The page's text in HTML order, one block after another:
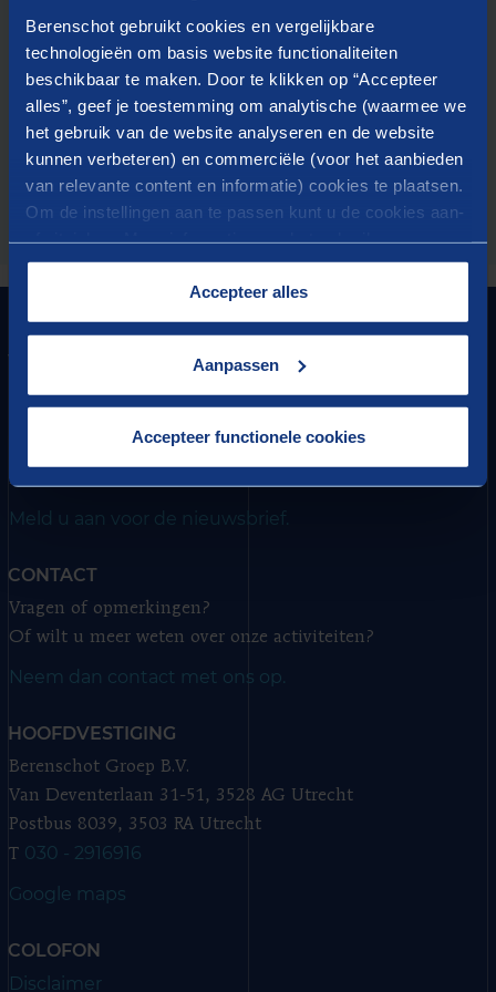
Berenschot gebruikt cookies en vergelijkbare
technologieën om basis website functionaliteiten
beschikbaar te maken. Door te klikken op “Accepteer
alles”, geef je toestemming om analytische (waarmee we
het gebruik van de website analyseren en de website
kunnen verbeteren) en commerciële (voor het aanbieden
van relevante content en informatie) cookies te plaatsen.
Om de instellingen aan te passen kunt u de cookies aan-
cookies op onze website treft u in onze
Accepteer alles
Aanpassen
Accepteer functionele cookies
Door het verzenden van dit formulier geeft u Berenschot
toestemming om uw gegevens te verwerken en dat
Berenschot contact met u op mag nemen. Meer informatie
over de verwerking van uw gegevens vindt u in onze
privacyverklaring
DOWNLOAD
GRONDLEGGER VAN
VOORUITGANG
Ontvang vier keer per jaar onze nieuwsbrief met de
nieuwste inzichten en vacatures.
Meld u aan voor de nieuwsbrief.
CONTACT
Vragen of opmerkingen?
Of wilt u meer weten over onze activiteiten?
Neem dan contact met ons op.
HOOFDVESTIGING
Berenschot Groep B.V.
Van Deventerlaan 31-51, 3528 AG Utrecht
Postbus 8039, 3503 RA Utrecht
T 030 - 2916916
Google maps
COLOFON
Disclaimer